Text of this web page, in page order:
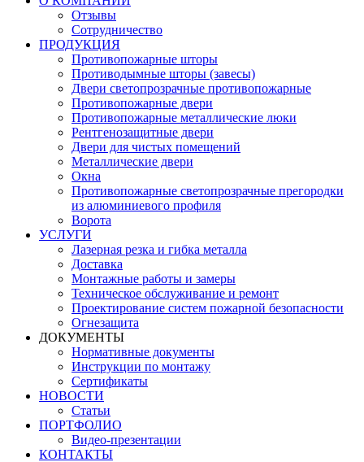
Отзывы
Сотрудничество
ПРОДУКЦИЯ
Противопожарные шторы
Противодымные шторы (завесы)
Двери светопрозрачные противопожарные
Противопожарные двери
Противопожарные металлические люки
Рентгенозащитные двери
Двери для чистых помещений
Металлические двери
Окна
Противопожарные светопрозрачные прегородки
из алюминиевого профиля
Ворота
УСЛУГИ
Лазерная резка и гибка металла
Доставка
Монтажные работы и замеры
Техническое обслуживание и ремонт
Проектирование систем пожарной безопасности
Огнезащита
ДОКУМЕНТЫ
Нормативные документы
Инструкции по монтажу
Сертификаты
НОВОСТИ
Статьи
ПОРТФОЛИО
Видео-презентации
КОНТАКТЫ